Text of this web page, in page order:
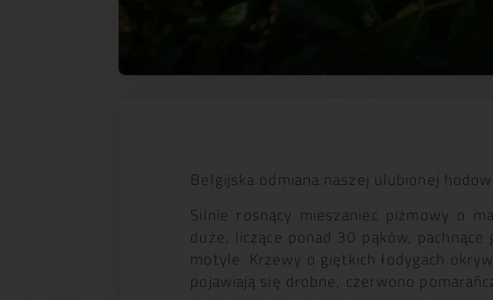
Belgijska odmiana naszej ulubionej
Silnie rosnący mieszaniec piżmowy o
duże, liczące ponad 30 pąków,
motyle. Krzewy o giętkich łodygach
pojawiają się drobne, czerwono